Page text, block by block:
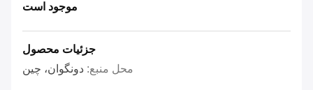
موجود است
جزئیات محصول
محل منبع: دونگوان، چین